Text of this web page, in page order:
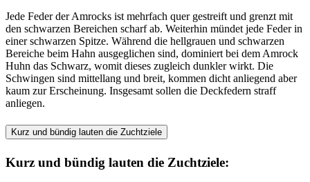
Jede Feder der Amrocks ist mehrfach quer gestreift und grenzt mit
den schwarzen Bereichen scharf ab. Weiterhin mündet jede Feder in
einer schwarzen Spitze. Während die hellgrauen und schwarzen
Bereiche beim Hahn ausgeglichen sind, dominiert bei dem Amrock
Huhn das Schwarz, womit dieses zugleich dunkler wirkt. Die
Schwingen sind mittellang und breit, kommen dicht anliegend aber
kaum zur Erscheinung. Insgesamt sollen die Deckfedern straff
anliegen.
Kurz und bündig lauten die Zuchtziele
Kurz und bündig lauten die Zuchtziele: